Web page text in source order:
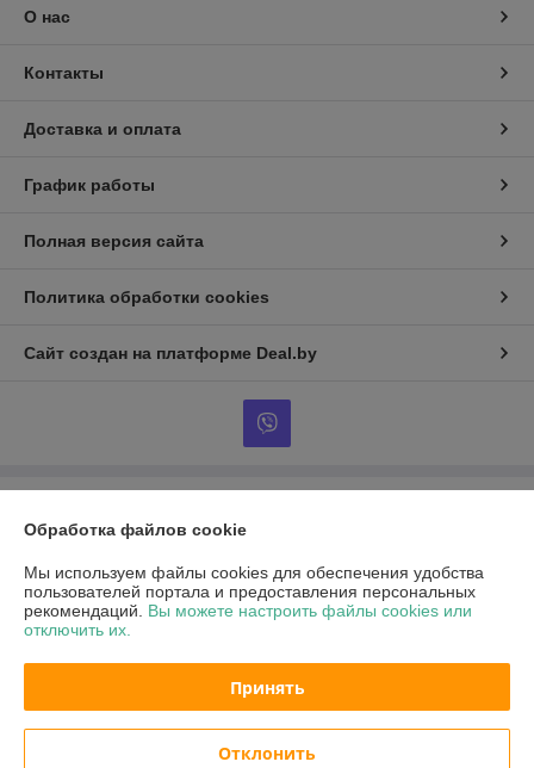
О нас
Контакты
Доставка и оплата
График работы
Полная версия сайта
Политика обработки cookies
Сайт создан на платформе Deal.by
г. Брест ул. Южный городок 227 пав. 10
Регистрационный номер ЕГР: 291155722
Регистрационный орган: администрация Московского района г. Бреста
Местонахождение книги жалоб и предложений: г. Брест ул. Карьерная
Обработка файлов cookie
Мы используем файлы cookies для обеспечения удобства
пользователей портала и предоставления персональных
рекомендаций. Вы можете настроить файлы cookies или
отключить их.
Принять
Отклонить